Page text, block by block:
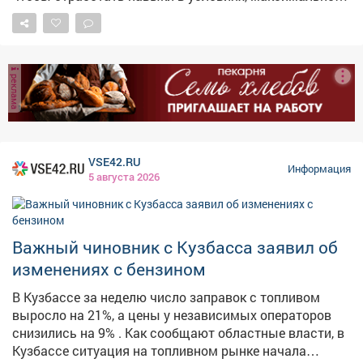
приближенных к реальным. Педагогический состав
организовал инсценировку пожара и задымления.
отработали порядок действий при чрезвычайной
ситуации и слаженно эвакуировались через три
запасных выхода. Главные выводы тренировки: 🔹
При ЧС не действовать самостоятельно; 🔹 Сразу
главное - никакой паники! Такие учения проходят у нас
регулярно, чтобы в экстренной ситуации (тьфу-тьфу-
Безопасность - превыше всего! 💪 #Лагерь
#Безопасность #Эвакуация #ТренировкаМЧС
реклама
VSE42.RU
5 августа 2026
Информация
Важный чиновник с Кузбасса заявил об
изменениях с бензином
В Кузбассе за неделю число заправок с топливом
выросло на 21%, а цены у независимых операторов
снизились на 9% . Как сообщают областные власти, в
Кузбассе ситуация на топливном рынке начала